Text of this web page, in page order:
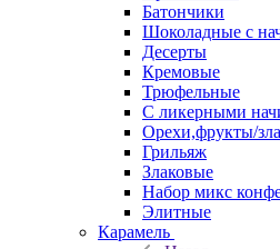
Батончики
Шоколадные с
Десерты
Кремовые
Трюфельные
С ликерными
Орехи,фрукты/
Грильяж
Злаковые
Набор микс
Элитные
Карамель